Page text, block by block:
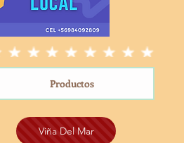
Productos
Viña Del Mar